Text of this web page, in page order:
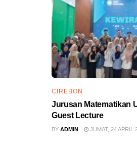
CIREBON
Jurusan Matematikan
Guest Lecture
BY ADMIN JUMAT, 24 APRIL